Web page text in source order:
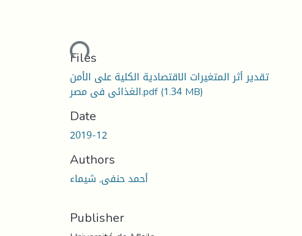
Loading...
Files
تقدير أثر المتغيرات الاقتصادية الكلية على الأمن
الغذائى فى مصر.pdf(1.34 MB)
Date
2019-12
Authors
أحمد حنفى, شيماء
Publisher